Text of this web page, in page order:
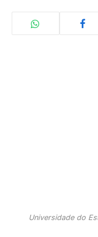
Universidade do